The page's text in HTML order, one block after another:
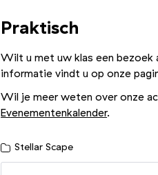
Praktisch
Wilt u met uw klas een bezoek
informatie vindt u op onze
Wil je meer weten over onze
Evenementenkalender.
Stellar Scape